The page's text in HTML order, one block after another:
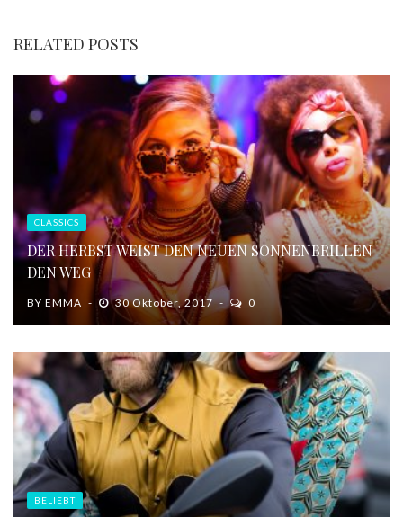
RELATED POSTS
CLASSICS
DER HERBST WEIST DEN NEUEN SONNENBRILLEN
DEN WEG
BY EMMA 30 Oktober, 2017 0
BELIEBT